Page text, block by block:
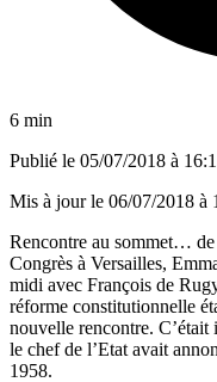
6 min
Publié le 05/07/2018 à
Mis à jour le 06/07/2018 à
Rencontre au sommet… de
Congrès à Versailles,
midi avec François de
réforme constitutionnelle
nouvelle rencontre.
le chef de l’Etat avait
1958.